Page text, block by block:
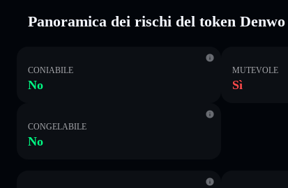
Panoramica dei rischi del token Denwo
CONIABILE
No
MUTEVOLE
Sì
CONGELABILE
No